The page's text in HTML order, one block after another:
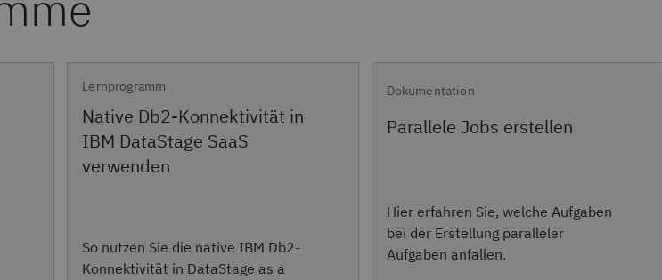
Lernprogramm
Native Db2-Konnektivität in
IBM DataStage SaaS
verwenden
So nutzen Sie die native IBM Db2-
Konnektivität in DataStage as a
Dokumentation
Parallele Jobs erstellen
Hier erfahren Sie, welche Aufgaben
bei der Erstellung paralleler
Aufgaben anfallen.